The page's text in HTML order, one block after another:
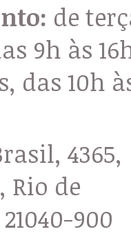
de
9h às
das 10h
4365,
de
900